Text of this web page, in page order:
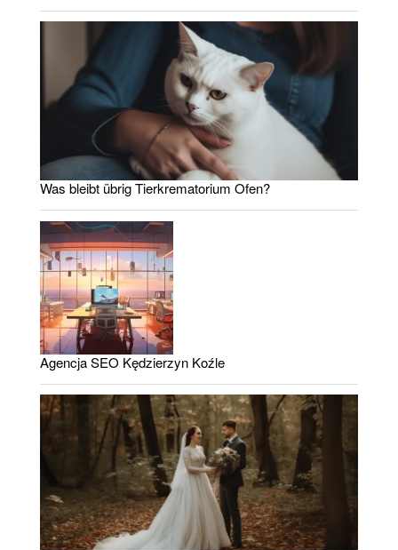
Was bleibt übrig Tierkrematorium Ofen?
Agencja SEO Kędzierzyn Koźle